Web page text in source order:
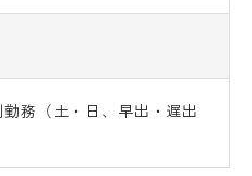
務（土・日、早出・遅出